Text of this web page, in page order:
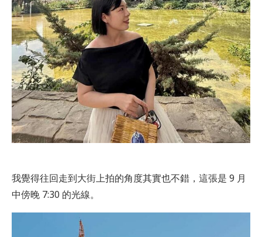
我覺得往回走到大街上拍的角度其實也不錯，這張是 9 月
中傍晚 7:30 的光線。